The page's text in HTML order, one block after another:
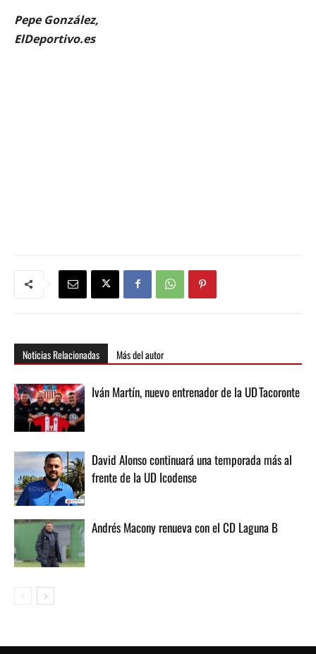
Pepe González,
ElDeportivo.es
Noticias Relacionadas Más del autor
Iván Martín, nuevo entrenador de la UD Tacoronte
David Alonso continuará una temporada más al
frente de la UD Icodense
Andrés Macony renueva con el CD Laguna B